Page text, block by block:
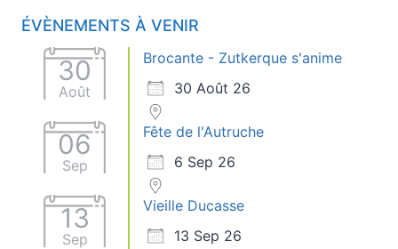
ÉVÈNEMENTS À VENIR
30
Août
Brocante - Zutkerque s'anime
30 Août 26
06
Sep
Fête de l'Autruche
6 Sep 26
13
Sep
Vieille Ducasse
13 Sep 26